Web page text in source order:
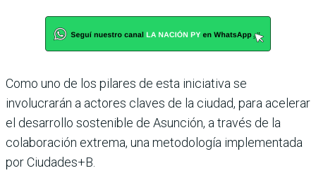
Como uno de los pilares de esta iniciativa se
involucrarán a actores claves de la ciudad, para acelerar
el desarrollo sostenible de Asunción, a través de la
colaboración extrema, una metodología implementada
por Ciudades+B.